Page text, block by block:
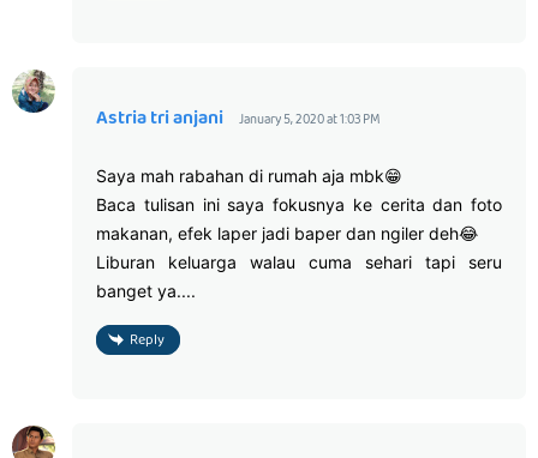
Astria tri anjani January 5, 2020 at 1:03 PM
Saya mah rabahan di rumah aja mbk😁
Baca tulisan ini saya fokusnya ke cerita dan foto
makanan, efek laper jadi baper dan ngiler deh😂
Liburan keluarga walau cuma sehari tapi seru
banget ya....
Reply